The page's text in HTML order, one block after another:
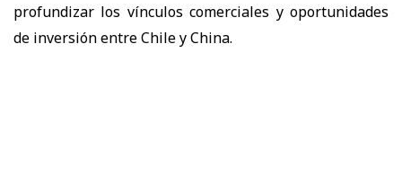
profundizar los vínculos comerciales y oportunidades
de inversión entre Chile y China.